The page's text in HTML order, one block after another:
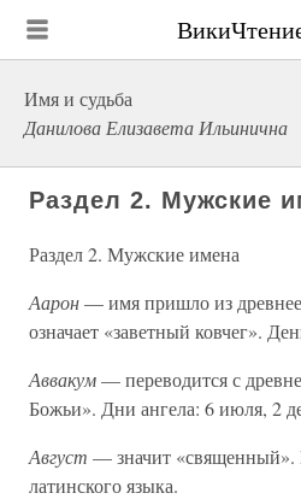
Имя и судьба
Данилова Елизавета Ильинична
Раздел 2. Мужские
Раздел 2. Мужские имена
Аарон— имя пришло из
означает «заветный ковчег».
Аввакум— переводится с
Божьи». Дни ангела: 6 июля, 2
Август — значит
латинского языка.